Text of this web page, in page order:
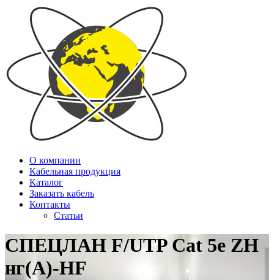
О компании
Кабельная продукция
Каталог
Заказать кабель
Контакты
Статьи
СПЕЦЛАН F/UTP Cat 5e ZH
нг(А)-HF